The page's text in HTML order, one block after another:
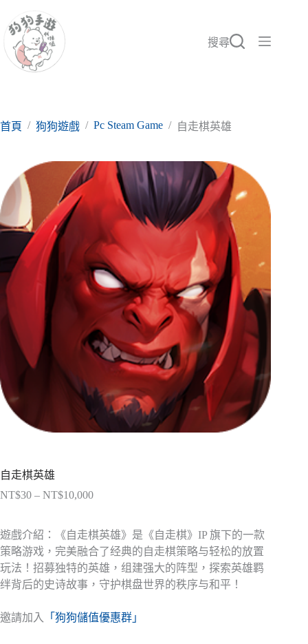
至
要
搜尋
首頁 / 狗狗遊戲 / Pc Steam Game / 自走棋英雄
自走棋英雄
NT$30 – NT$10,000價
範
圍：
NT$30
到
NT$10,000
遊戲介紹：《自走棋英雄》是《自走棋》IP 旗下的一款
策略游戏，完美融合了经典的自走棋策略与轻松的放置
玩法！招募独特的英雄，组建强大的阵型，探索英雄羁
绊背后的史诗故事，守护棋盘世界的秩序与和平！
邀請加入 「狗狗儲值優惠群」